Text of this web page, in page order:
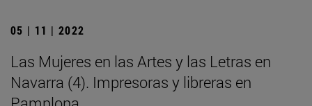
05 | 11 | 2022
Las Mujeres en las Artes y las Letras en
Navarra (4). Impresoras y libreras en